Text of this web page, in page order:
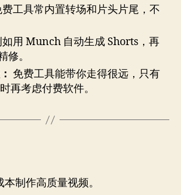
费工具常内置转场和片头片尾，不
如用 Munch 自动生成 Shorts，再
修。
免费工具能带你走得很远，只有
再考虑付费软件。
制作高质量视频。